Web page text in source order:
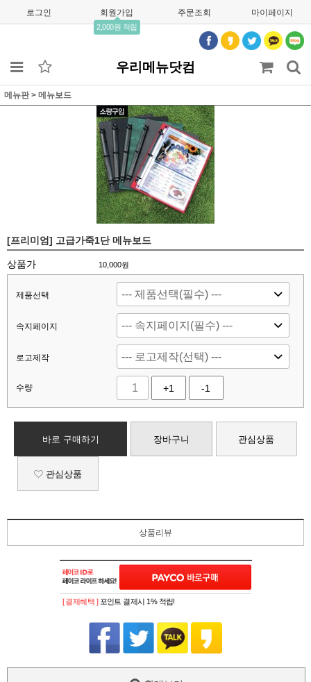
로그인 회원가입
2,000원 적립
주문조회 마이페이지
우리메뉴닷컴
메뉴판 > 메뉴보드
[프리미엄] 고급가죽1단 메뉴보드
상품가 10,000원
제품선택
속지페이지
로고제작
수량 +1 -1
바로 구매하기 장바구니 관심상품
관심상품
상품리뷰
[ 결제혜택 ] 포인트 결제시 1% 적립!